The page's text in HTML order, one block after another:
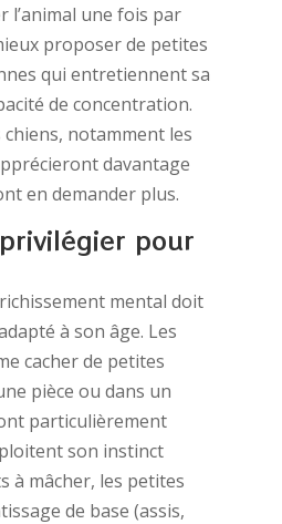
l’animal une fois par
proposer de petites
qui entretiennent sa
de concentration.
notamment les
davantage
en demander plus.
pour
mental doit
à son âge. Les
cacher de petites
pièce ou dans un
particulièrement
son instinct
à mâcher, les petites
de base (assis,